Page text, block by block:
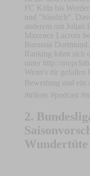
FC Köln bis
und "hässlich".
anderem mit Julian
Maxence Lacroix
Borussia
Ranking lohnt sich
unter http://
Wenn's dir gefallen
Bewertung und ein
#trikots #podcast
2.